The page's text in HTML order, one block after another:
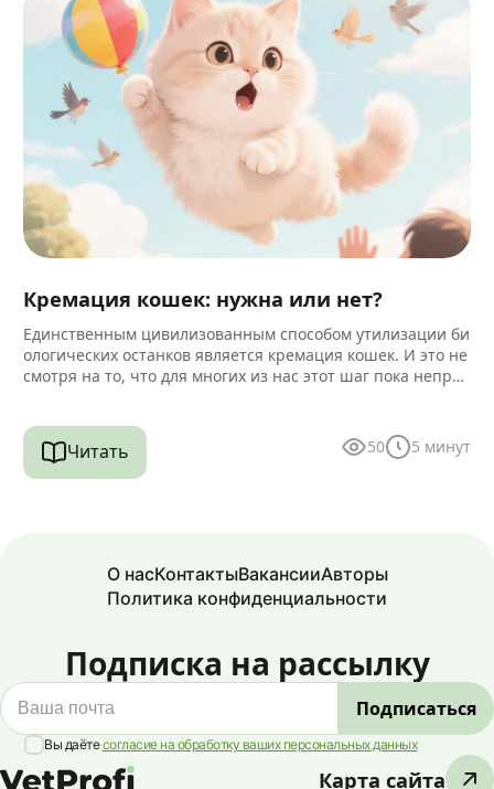
Кремация кошек: нужна или нет?
Единственным цивилизованным способом утилизации би
ологических останков является кремация кошек. И это не
смотря на то, что для многих из нас этот шаг пока непри
Читать 50 5 минут
О насКонтактыВакансииАвторы
Политика конфиденциальности
Карта сайта
Подписка на рассылку
Вы даётесогласие на обработку ваших персональных данных